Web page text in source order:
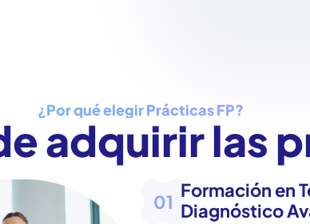
¿Por qué elegir Prácticas FP?
adquirir las
01
Formación en
Diagnóstico